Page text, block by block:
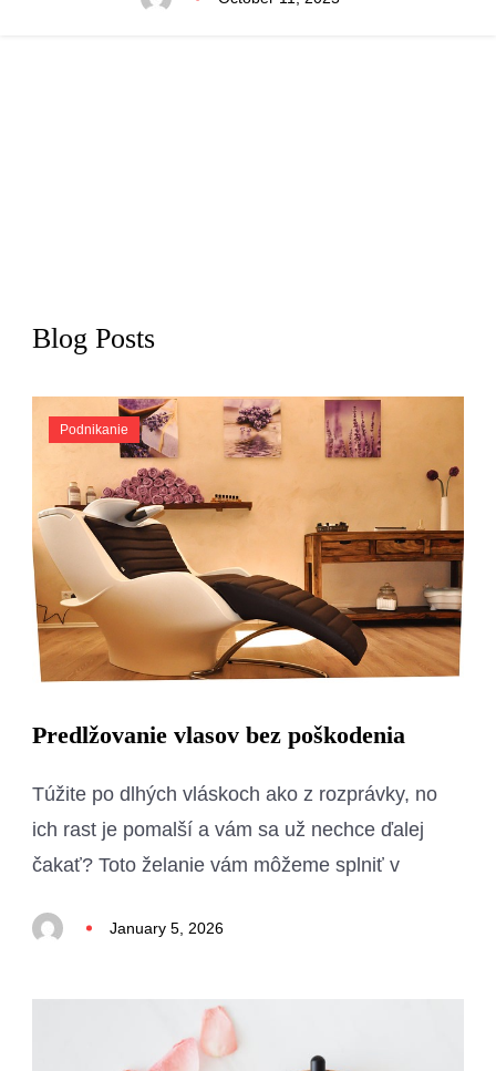
Blog Posts
Podnikanie
Predlžovanie vlasov bez poškodenia
Túžite po dlhých vláskoch ako z rozprávky, no
ich rast je pomalší a vám sa už nechce ďalej
čakať? Toto želanie vám môžeme splniť v
January 5, 2026